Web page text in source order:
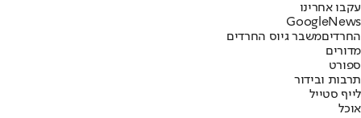
עקבו אחרינו
Googl eNews
החרדיםמשבר גיוס החרדים
מדורים
ספורט
תרבות ובידור
לייף סטייל
אוכל